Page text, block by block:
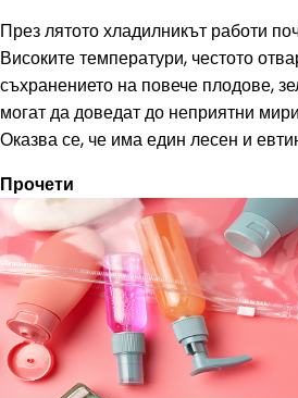
През лятото хладилникът работи
Високите температури, честото
съхранението на повече плодове,
могат да доведат до неприятни
Оказва се, че има един лесен и
Прочети